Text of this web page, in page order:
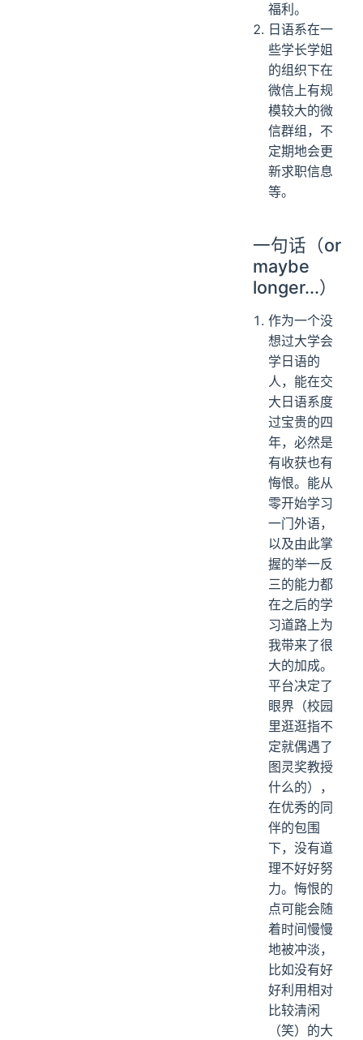
福利。
日语系在一
些学长学姐
的组织下在
微信上有规
模较大的微
信群组，不
定期地会更
新求职信息
等。
一句话（or
maybe
longer...）
作为一个没
想过大学会
学日语的
人，能在交
大日语系度
过宝贵的四
年，必然是
有收获也有
悔恨。能从
零开始学习
一门外语，
以及由此掌
握的举一反
三的能力都
在之后的学
习道路上为
我带来了很
大的加成。
平台决定了
眼界（校园
里逛逛指不
定就偶遇了
图灵奖教授
什么的），
在优秀的同
伴的包围
下，没有道
理不好好努
力。悔恨的
点可能会随
着时间慢慢
地被冲淡，
比如没有好
好利用相对
比较清闲
（笑）的大